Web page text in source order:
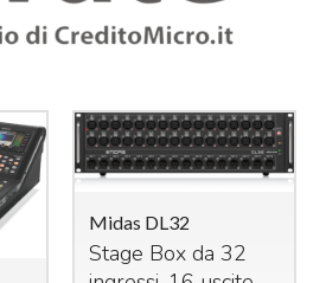
Midas DL32
Stage Box da 32